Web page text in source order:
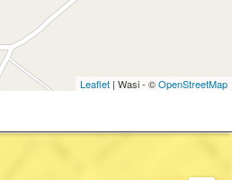
Leaflet | Wasi - ©OpenStreetMap